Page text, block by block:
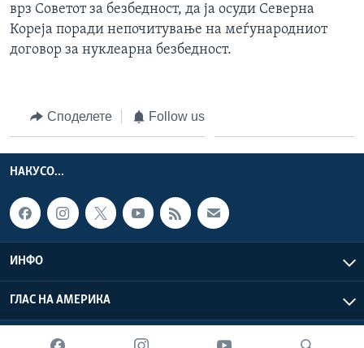
врз Советот за безбедност, да ја осуди Северна
Кореја поради непочитување на меѓународниот
договор за нуклеарна безбедност.
Споделете Follow us
НАКУСО...
ИНФО
ГЛАС НА АМЕРИКА
Глас на Америка © 2026 VOA, Inc. Сите права задржани.